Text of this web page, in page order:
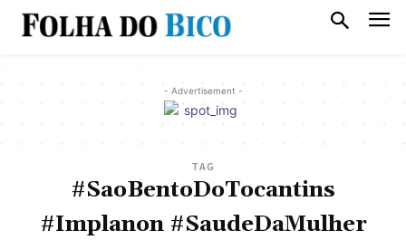
- Advertisement -
TAG
#SaoBentoDoTocantins
#Implanon #SaudeDaMulher